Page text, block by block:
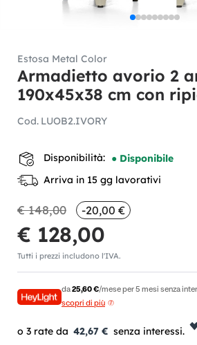
Estosa Metal Color
Armadietto avorio 2
190x45x38 cm con
Cod. LUOB2.IVORY
Disponibilità: ● Disponibile
Arriva in 15 gg lavorativi
€ 148,00 -20,00 €
€ 128,00
Tutti i prezzi includono l'IVA.
da25,60 €/mese per 5 mesi senza
scopri di più
42,67 €